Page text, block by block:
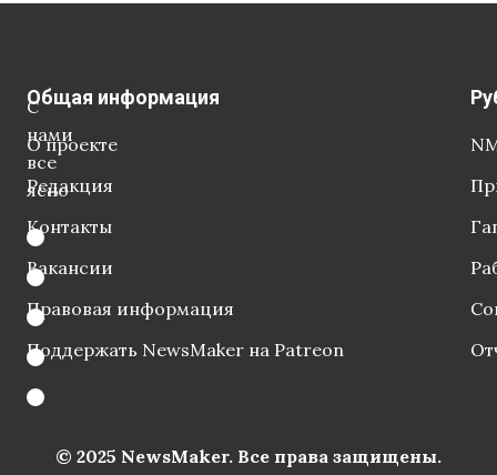
С
нами
все
ясно
Общая информация
О проекте
Редакция
Контакты
Вакансии
Правовая информация
Поддержать NewsMaker на Patreon
© 2025 NewsMaker. Все права защищены.